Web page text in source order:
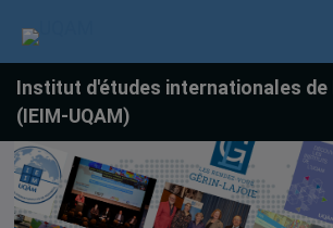
Institut d'études internationales de
(IEIM-UQAM)